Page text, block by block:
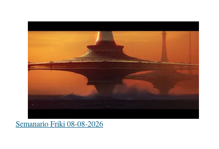
Semanario Friki 08-08-2026